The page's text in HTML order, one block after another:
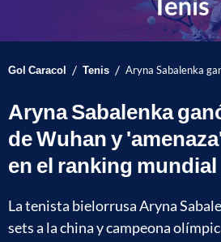
Gol Caracol / Tenis / Aryna Sabalenka
Aryna Sabalenka
de Wuhan y
en el ranking mundial
La tenista bielorrusa Aryna
sets a la china y campeona